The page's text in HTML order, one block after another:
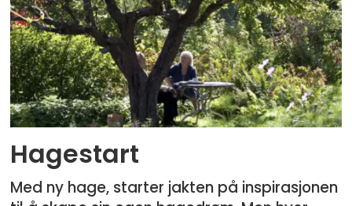
Hagestart
Med ny hage, starter jakten på inspirasjonen